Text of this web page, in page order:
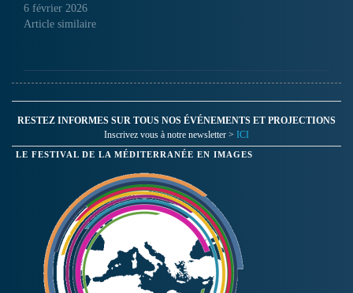
6 février 2026
Article similaire
RESTEZ INFORMES SUR TOUS NOS ÉVÉNEMENTS ET PROJECTIONS
Inscrivez vous à notre newsletter > ICI
LE FESTIVAL DE LA MÉDITERRANÉE EN IMAGES